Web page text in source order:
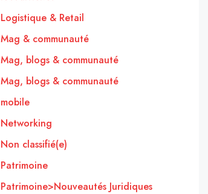
Logistique & Retail
Mag & communauté
Mag, blogs & communauté
Mag, blogs & communauté
mobile
Networking
Non classifié(e)
Patrimoine
Patrimoine>Nouveautés Juridiques